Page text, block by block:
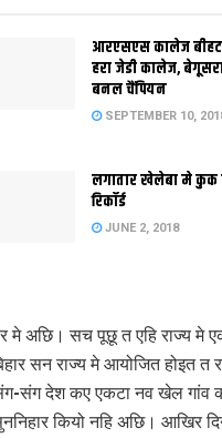
आरएसएस कालेज
हरा जेडी कालेज,
बनल चैंपियन
SEPTEMBER 10,
लगातार खेलेबा मे कुक
रिकॉर्ड
JUNE 2, 2018
अछि। सच पूछू त एहि राज्य मे
सन राज्य मे आयोजित होइत त
संग देश कए एकटा नव खेल
कियो नहि अछि। आखिर